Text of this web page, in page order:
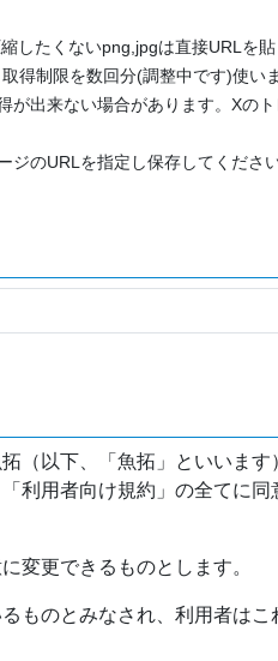
したくないpng,jpgは直接URLを
得制限を数回分(調整中です)使いま
出来ない場合があります。Xの
ジのURLを指定し保存してくださ
（以下、「魚拓」といいま
利用者向け規約」の全てに同
変更できるものとします。
ものとみなされ、利用者はこ